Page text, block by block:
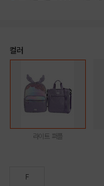
컬러
라이트 퍼플
F